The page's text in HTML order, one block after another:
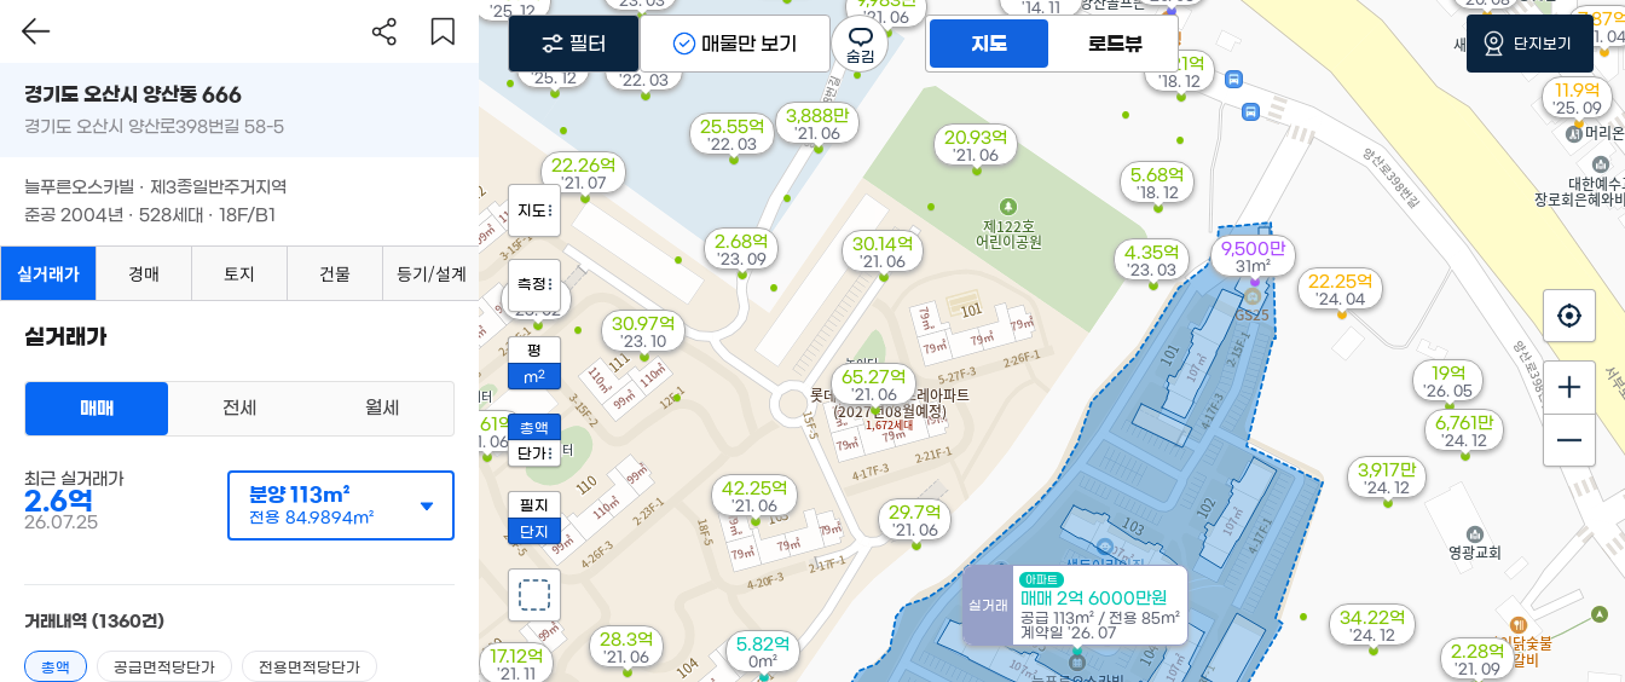
실거래
아파트
매매 2억 6000만원
공급 113m² / 전용 85m²
계약일 '26. 07
5.82억
0m²
19억
'26. 05
'25. 12
'25. 12
9,500만
31m²
11.9억
'25. 09
3,917만
'24. 12
34.22억
'24. 12
6,761만
'24. 12
22.25억
'24. 04
30.97억
'23. 10
2.68억
'23. 09 4.35억
'23. 03
25억
'23. 02
25.55억
'22. 03
'22. 03
17.12억
'21. 11
2.28억
'21. 09
22.26억
'21. 07
65.27억
'21. 06
29.7억
'21. 06
15.61억
'21. 06
42.25억
'21. 06
20.93억
'21. 06
'21. 06
28.3억
'21. 06
30.14억
'21. 06
3,888만
'21. 06
7.87
'21. 04
2.21억
'18. 12
5.68억
'18. 12
'14. 11
지도 로드뷰
지도
측정
평
m2
총액
단가
필지
단지
필터 매물만 보기 단지보기
경기도 오산시 양산동 666
경기도 오산시 양산로398번길 58-5
늘푸른오스카빌 · 제3종일반주거지역
준공 2004년 · 528세대 · 18F/B1
실거래가 경매 토지 건물 등기/설계
실거래가
매매 전세 월세
최근 실거래가
2.6억
26.07.25
분양113m²
전용 84.9894m²
거래내역 (1360건)
총액 공급면적당단가 전용면적당단가